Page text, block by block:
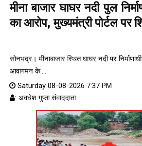
मीना बाजार घाघर नदी पुल
का आरोप, मुख्यमंत्री पोर्टल पर
सोनभद्र। मीनाबाजार स्थित घाघर नदी पर
आवागमन के....
Saturday 08-08-2026 7:37 PM
: अवधेश गुप्ता संवाददाता